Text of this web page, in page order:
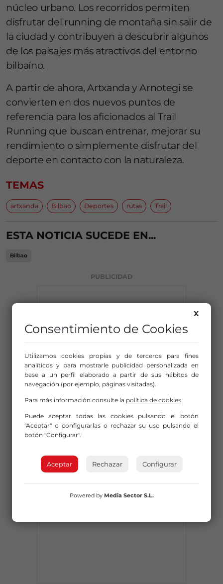
núcleo urbano. Los recorridos permiten
disfrutar del running de montaña sin salir de
la ciudad y contribuyen a descubrir algunos
de los paisajes más atractivos del entorno
bilbaíno.
A partir de ahora, Artxanda y Arnotegi se
convierten en dos nuevos puntos de
referencia para los aficionados al Trail
Running que buscan entrenar, mejorar su
rendimiento o simplemente disfrutar del
deporte en contacto con la naturaleza.
TEMAS
artxanda Bilbao Deportes rutas Trail
ESTA NOTICIA SUCEDE EN...
Bilbao
PUBLICIDAD
X
Consentimiento de Cookies
Utilizamos cookies propias y de terceros para fines
analíticos y para mostrarle publicidad personalizada en
base a un perfil elaborado a partir de sus hábitos de
navegación (por ejemplo, páginas visitadas).
Para más información consulte la política de cookies.
Puede aceptar todas las cookies pulsando el botón
"Aceptar" o configurarlas o rechazar su uso pulsando el
botón "Configurar".
Aceptar Rechazar Configurar
Powered by Media Sector S.L.